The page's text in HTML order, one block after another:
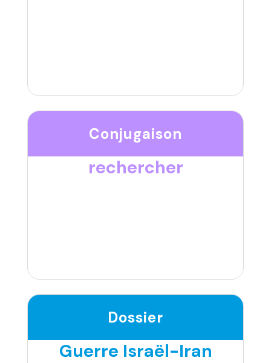
Conjugaison
rechercher
Dossier
Guerre Israël-Iran